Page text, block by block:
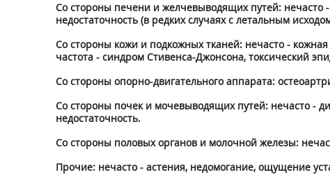
Со стороны печени и желчевыводящих путей: нечасто
недостаточность (в редких случаях с летальным
Со стороны кожи и подкожных тканей: нечасто -
частота - синдром Стивенса-Джонсона, токсический
Со стороны опорно-двигательного аппарата:
Со стороны почек и мочевыводящих путей: нечасто -
недостаточность.
Со стороны половых органов и молочной железы:
Прочие: нечасто - астения, недомогание, ощущение